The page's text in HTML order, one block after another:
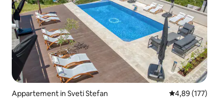
Appartement in Sveti Stefan Gemiddelde
4,89 (177)